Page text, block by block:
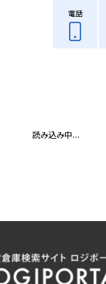
電話
読み込み中...